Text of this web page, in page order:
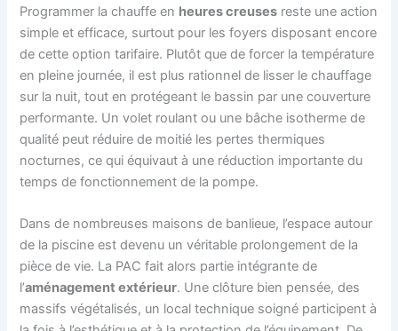
Programmer la chauffe en heures creuses reste une action
simple et efficace, surtout pour les foyers disposant encore
de cette option tarifaire. Plutôt que de forcer la température
en pleine journée, il est plus rationnel de lisser le chauffage
sur la nuit, tout en protégeant le bassin par une couverture
performante. Un volet roulant ou une bâche isotherme de
qualité peut réduire de moitié les pertes thermiques
nocturnes, ce qui équivaut à une réduction importante du
temps de fonctionnement de la pompe.
Dans de nombreuses maisons de banlieue, l’espace autour
de la piscine est devenu un véritable prolongement de la
pièce de vie. La PAC fait alors partie intégrante de
l’aménagement extérieur. Une clôture bien pensée, des
massifs végétalisés, un local technique soigné participent à